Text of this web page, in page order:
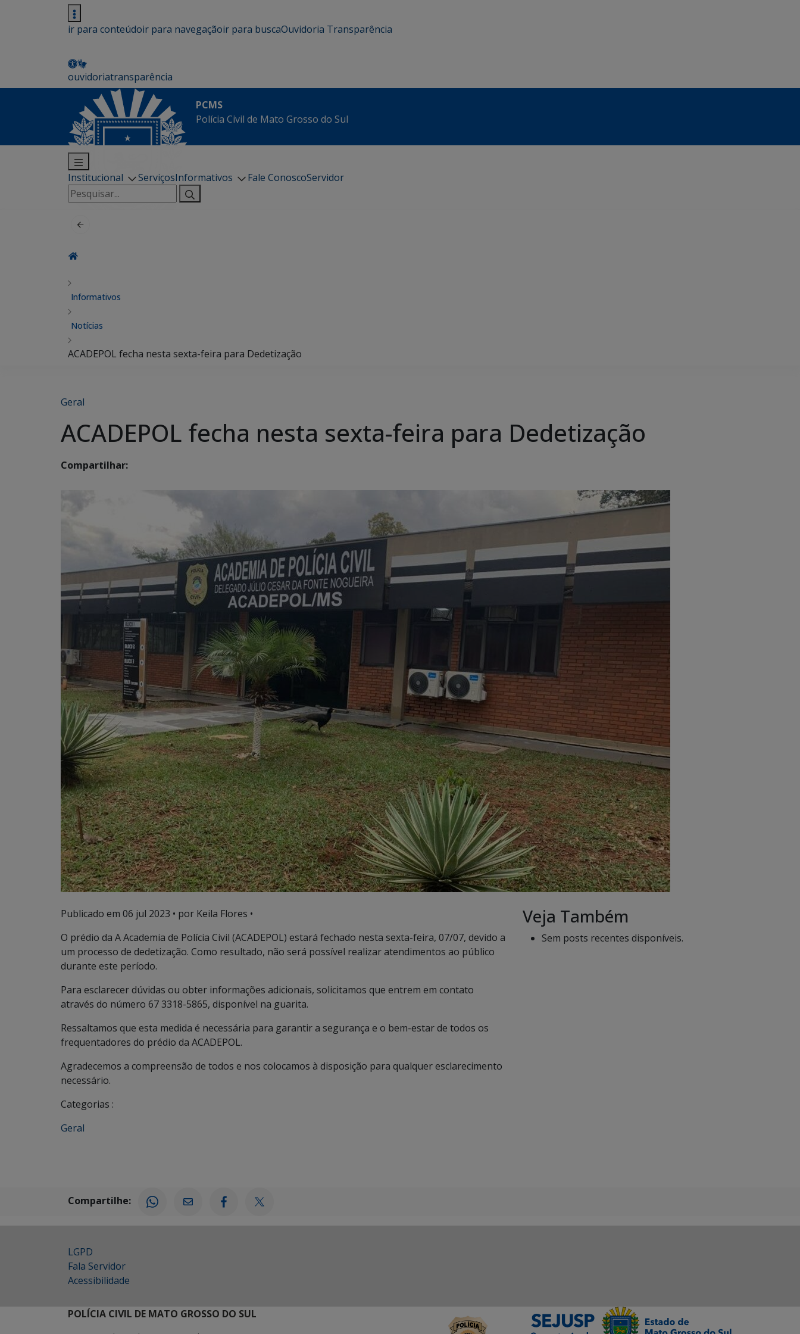
ir para conteúdoir para navegaçãoir para buscaOuvidoria Transparência
ouvidoriatransparência
PCMS
Polícia Civil de Mato Grosso do Sul
Institucional ServiçosInformativos Fale ConoscoServidor
Pesquisar
por:
Informativos
Notícias
ACADEPOL fecha nesta sexta-feira para Dedetização
Geral
ACADEPOL fecha nesta sexta-feira para Dedetização
Compartilhar:
Publicado em 06 jul 2023 • por Keila Flores •
O prédio da A Academia de Polícia Civil (ACADEPOL) estará fechado nesta sexta-feira, 07/07, devido a
um processo de dedetização. Como resultado, não será possível realizar atendimentos ao público
durante este período.
Para esclarecer dúvidas ou obter informações adicionais, solicitamos que entrem em contato
através do número 67 3318-5865, disponível na guarita.
Ressaltamos que esta medida é necessária para garantir a segurança e o bem-estar de todos os
frequentadores do prédio da ACADEPOL.
Agradecemos a compreensão de todos e nos colocamos à disposição para qualquer esclarecimento
necessário.
Categorias :
Geral
Veja Também
Sem posts recentes disponíveis.
Compartilhe:
LGPD
Fala Servidor
Acessibilidade
POLÍCIA CIVIL DE MATO GROSSO DO SUL